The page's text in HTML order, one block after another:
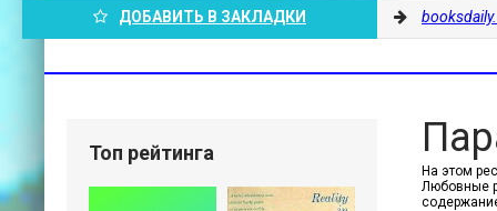
ДОБАВИТЬ В ЗАКЛАДКИ
На этом
Любовные
Топ рейтинга